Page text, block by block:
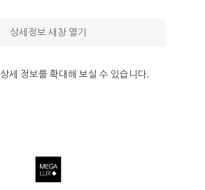
상세정보 새창 열기
상세 정보를 확대해 보실 수 있습니다.